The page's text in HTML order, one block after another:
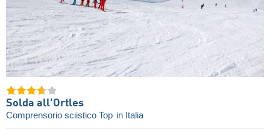
Solda all'Ortles
Comprensorio sciistico Top in Italia